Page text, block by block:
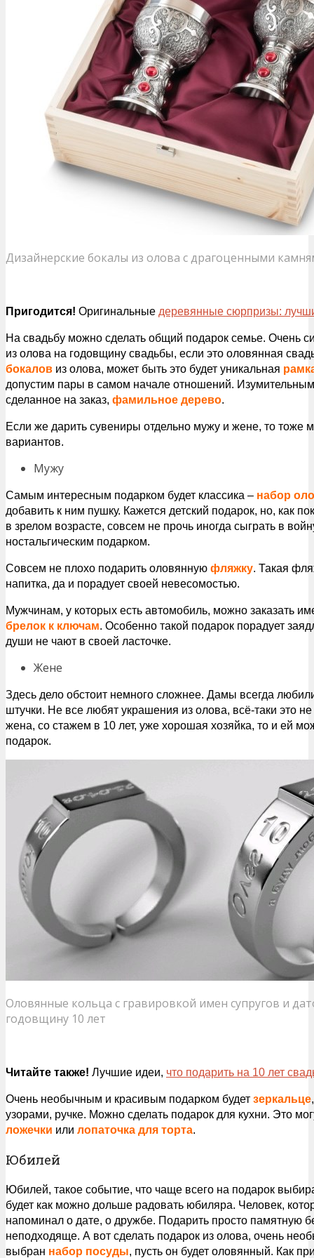
Дизайнерские бокалы из олова с драгоценными
Пригодится! Оригинальные деревянные сюрпризы:
На свадьбу можно сделать общий подарок семье. Очень
из олова на годовщину свадьбы, если это оловянная
бокалов из олова, может быть это будет уникальная
допустим пары в самом начале отношений.
сделанное на заказ, фамильное дерево.
Если же дарить сувениры отдельно мужу и жене, то тоже
вариантов.
Мужу
Самым интересным подарком будет классика – набор
добавить к ним пушку. Кажется детский подарок, но, как
в зрелом возрасте, совсем не прочь иногда сыграть в
ностальгическим подарком.
Совсем не плохо подарить оловянную фляжку. Такая
напитка, да и порадует своей невесомостью.
Мужчинам, у которых есть автомобиль, можно заказать
брелок к ключам. Особенно такой подарок порадует
души не чают в своей ласточке.
Жене
Здесь дело обстоит немного сложнее. Дамы всегда
штучки. Не все любят украшения из олова, всё-таки это
жена, со стажем в 10 лет, уже хорошая хозяйка, то и ей
подарок.
Оловянные кольца с гравировкой имен супругов и
годовщину 10 лет
Читайте также! Лучшие идеи, что подарить на 10 лет
Очень необычным и красивым подарком будет зеркальце
узорами, ручке. Можно сделать подарок для кухни. Это
ложечки или лопаточка для торта.
Юбилей
Юбилей, такое событие, что чаще всего на подарок
будет как можно дольше радовать юбиляра. Человек,
напоминал о дате, о дружбе. Подарить просто памятную
неподходяще. А вот сделать подарок из олова, очень
выбран набор посуды, пусть он будет оловянный. Как